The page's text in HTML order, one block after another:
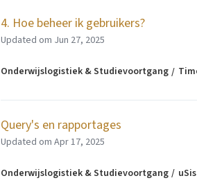
4. Hoe beheer ik gebruikers?
Updated om Jun 27, 2025
Onderwijslogistiek & Studievoortgang
Query's en rapportages
Updated om Apr 17, 2025
Onderwijslogistiek & Studievoortgang